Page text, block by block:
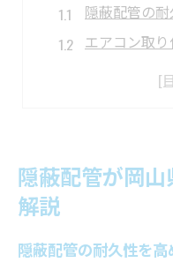
隠蔽配管の
エアコン取
高湿度下で
見えない隠蔽配
隠蔽配管の
隠蔽配管の水
隠蔽配管が岡
解説
隠蔽配管の耐久性を